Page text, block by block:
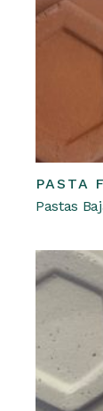
PASTA
Pastas